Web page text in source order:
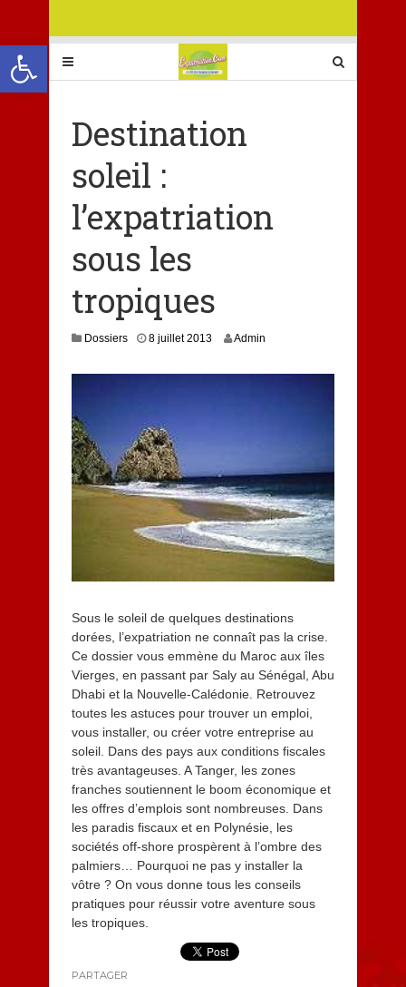
Ouvrir la barre d’outils
Destination
soleil :
l’expatriation
sous les
tropiques
Dossiers 8 juillet 20138
0
1
3
Admin
Sous le soleil de quelques destinations
dorées, l’expatriation ne connaît pas la crise.
Ce dossier vous emmène du Maroc aux îles
Vierges, en passant par Saly au Sénégal, Abu
Dhabi et la Nouvelle-Calédonie. Retrouvez
toutes les astuces pour trouver un emploi,
vous installer, ou créer votre entreprise au
soleil. Dans des pays aux conditions fiscales
très avantageuses. A Tanger, les zones
franches soutiennent le boom économique et
les offres d’emplois sont nombreuses. Dans
les paradis fiscaux et en Polynésie, les
sociétés off-shore prospèrent à l’ombre des
palmiers… Pourquoi ne pas y installer la
vôtre ? On vous donne tous les conseils
pratiques pour réussir votre aventure sous
les tropiques.
PARTAGER